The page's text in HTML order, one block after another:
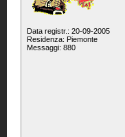
Data registr.: 20-09-2005
Residenza: Piemonte
Messaggi: 880